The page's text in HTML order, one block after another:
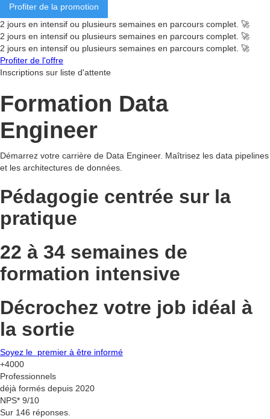
Profiter de la promotion
2 jours en intensif ou plusieurs semaines en parcours complet. 🚀
2 jours en intensif ou plusieurs semaines en parcours complet. 🚀
2 jours en intensif ou plusieurs semaines en parcours complet. 🚀
Profiter de l'offre
Inscriptions sur liste d'attente
Formation Data
Engineer
Démarrez votre carrière de Data Engineer. Maîtrisez les data pipelines
et les architectures de données.
Pédagogie centrée sur la
pratique
22 à 34 semaines de
formation intensive
Décrochez votre job idéal à
la sortie
Soyez le premier à être informé
+4000
Professionnels
déjà formés depuis 2020
NPS* 9/10
Sur 146 réponses.